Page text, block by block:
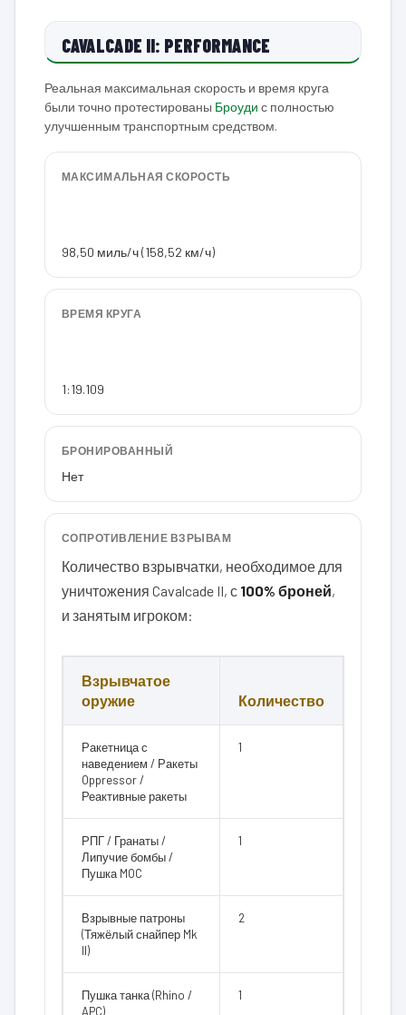
CAVALCADE II: PERFORMANCE
Реальная максимальная скорость и время круга
были точно протестированы Броуди с полностью
улучшенным транспортным средством.
МАКСИМАЛЬНАЯ СКОРОСТЬ
98,50 миль/ч (158,52 км/ч)
ВРЕМЯ КРУГА
1:19.109
БРОНИРОВАННЫЙ
Нет
СОПРОТИВЛЕНИЕ ВЗРЫВАМ
Количество взрывчатки, необходимое для
уничтожения Cavalcade II, с 100% броней,
и занятым игроком:
Взрывчатое
оружие
Количество
Ракетница с
наведением / Ракеты
Oppressor /
Реактивные ракеты
1
РПГ / Гранаты /
Липучие бомбы /
Пушка MOC
1
Взрывные патроны
(Тяжёлый снайпер Mk
II)
2
Пушка танка (Rhino /
APC)
1